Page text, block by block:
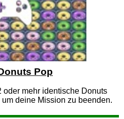
Pop
oder mehr identische Donuts
deine Mission zu beenden.